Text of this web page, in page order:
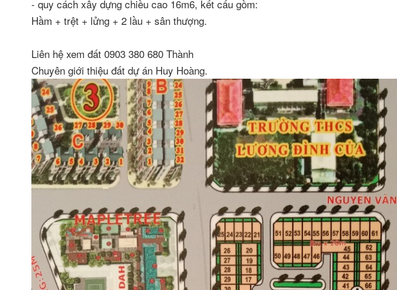
- quy cách xây dựng chiều cao 16m6, kết cấu gồm:
Hầm + trệt + lửng + 2 lầu + sân thượng.
Liên hệ xem đất 0903 380 680 Thành
Chuyên giới thiệu đất dự án Huy Hoàng.